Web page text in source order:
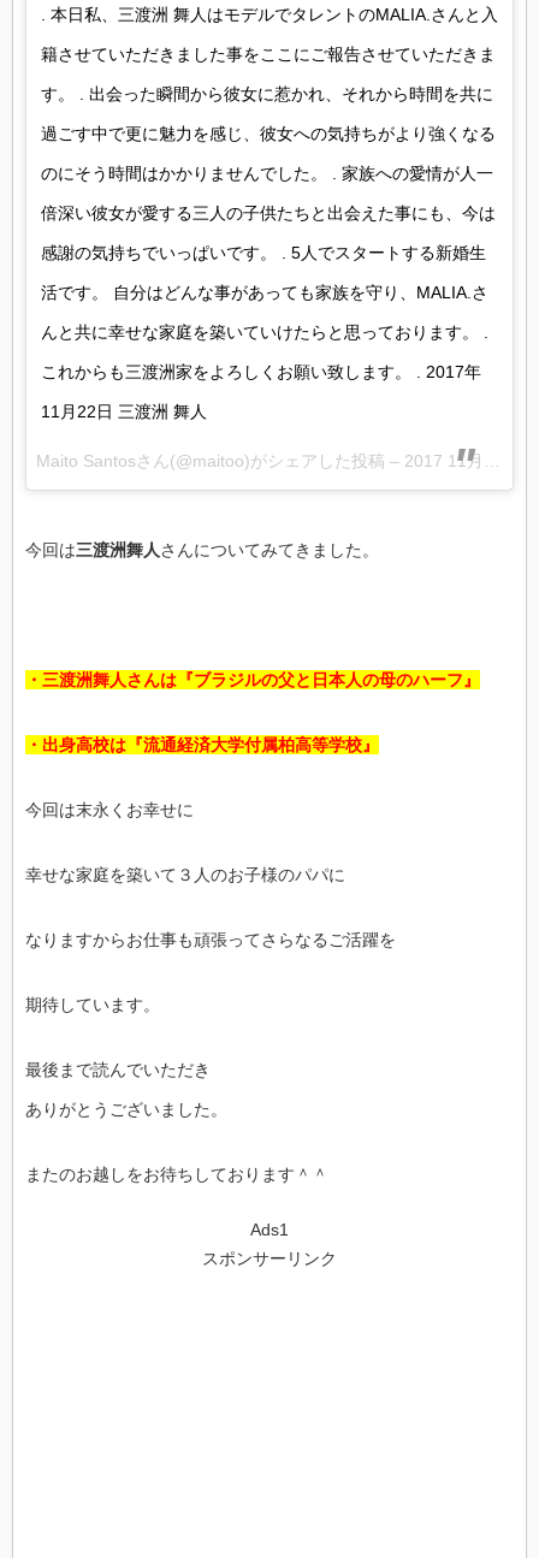
. 本日私、三渡洲 舞人はモデルでタレントのMALIA.さんと入
籍させていただきました事をここにご報告させていただきま
す。 . 出会った瞬間から彼女に惹かれ、それから時間を共に
過ごす中で更に魅力を感じ、彼女への気持ちがより強くなる
のにそう時間はかかりませんでした。 . 家族への愛情が人一
倍深い彼女が愛する三人の子供たちと出会えた事にも、今は
感謝の気持ちでいっぱいです。 . 5人でスタートする新婚生
活です。 自分はどんな事があっても家族を守り、MALIA.さ
んと共に幸せな家庭を築いていけたらと思っております。 .
これからも三渡洲家をよろしくお願い致します。 . 2017年
11月22日 三渡洲 舞人
Maito Santosさん(@maitoo)がシェアした投稿 – 2017 11月 21 11:00午後 PST
今回は三渡洲舞人さんについてみてきました。
・三渡洲舞人さんは『ブラジルの父と日本人の母のハーフ』
・出身高校は『流通経済大学付属柏高等学校』
今回は末永くお幸せに
幸せな家庭を築いて３人のお子様のパパに
なりますからお仕事も頑張ってさらなるご活躍を
期待しています。
最後まで読んでいただき
ありがとうございました。
またのお越しをお待ちしております＾＾
Ads1
スポンサーリンク